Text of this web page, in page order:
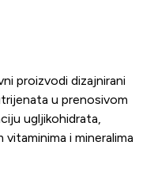
proizvodi dizajnirani
u prenosivom
ugljikohidrata,
i mineralima